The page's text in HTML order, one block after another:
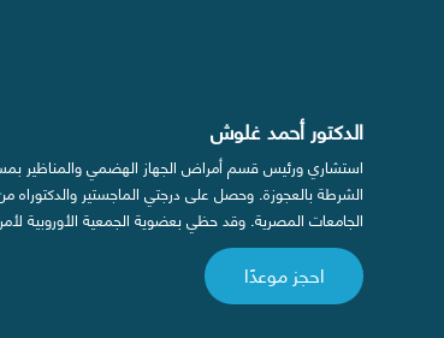
الدكتور أحمد غلوش
استشاري ورئيس قسم أمراض الجهاز الهضمي والمناظير
الشرطة بالعجوزة. وحصل على درجتي الماجستير والدكتوراه
الجامعات المصرية. وقد حظي بعضوية الجمعية الأوروبية
احجز موعدًا